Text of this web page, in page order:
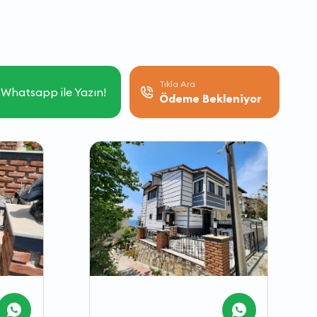
Whatsapp ile Yazın!
Tıkla Ara
Ödeme Bekleniyor